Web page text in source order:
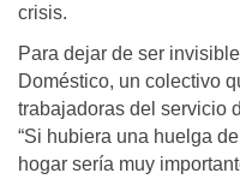
crisis.
Para dejar de ser
Doméstico, un colectivo
trabajadoras del servicio
“Si hubiera una huelga
hogar sería muy